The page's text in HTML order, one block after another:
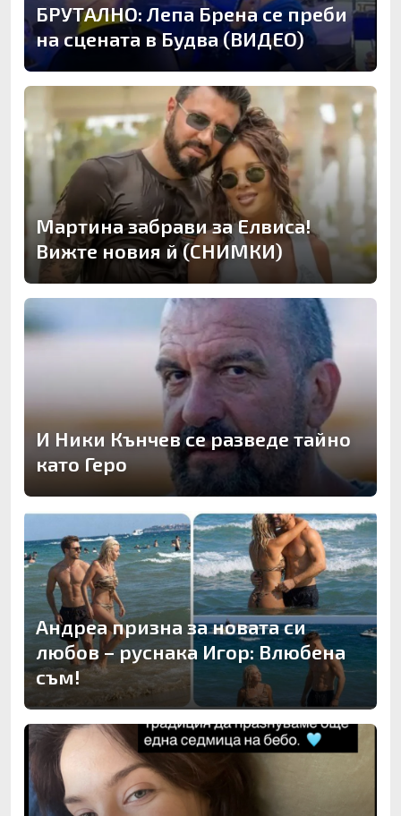
БРУТАЛНО: Лепа Брена се преби
на сцената в Будва (ВИДЕО)
Мартина забрави за Елвиса!
Вижте новия й (СНИМКИ)
И Ники Кънчев се разведе тайно
като Геро
Андреа призна за новата си
любов – руснака Игор: Влюбена
съм!